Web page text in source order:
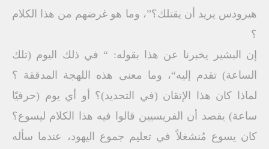
هيرودس يريد أن يقتلك؟”، وما هو غرضهم من هذا الكلام
؟
إن البشير يخبرنا عن هذا بقوله: “ في ذلك اليوم (تلك
الساعة) تقدم إليه“، وما معنى هذه اللهجة المدققة ؟
لماذا كان هذا الإتقان (في التحديد)؟ أو أي يوم (حرفيًا
ساعة) يقصد أن الفريسيين قالوا فيه هذا الكلام ليسوع؟
كان يسوع مُنشغلاً في تعليم جموع اليهود، عندما سأله